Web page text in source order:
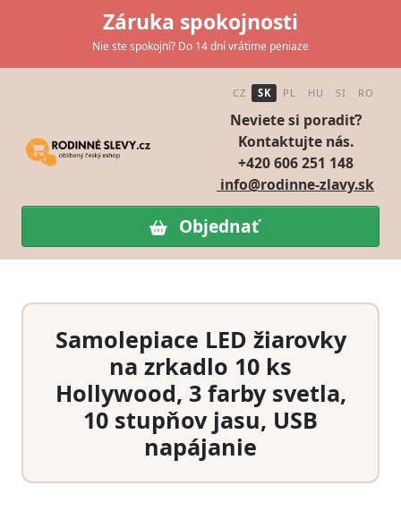
Záruka spokojnosti
Nie ste spokojní? Do 14 dní vrátime peniaze
CZ SK PL HU SI RO
Neviete si poradiť?
Kontaktujte nás.
+420 606 251 148
info@rodinne-zlavy.sk
Objednať
Samolepiace LED žiarovky
na zrkadlo 10 ks
Hollywood, 3 farby svetla,
10 stupňov jasu, USB
napájanie